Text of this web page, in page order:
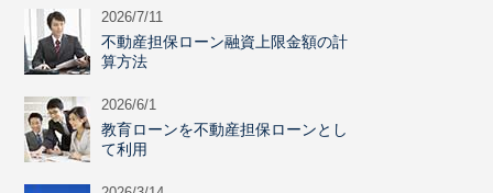
2026/7/11
不動産担保ローン融資上限金額の計
算方法
2026/6/1
教育ローンを不動産担保ローンとし
て利用